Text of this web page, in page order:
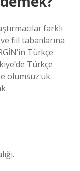
farklı
fiil tabanlarına
Türkçe
Türkçe
olumsuzluk